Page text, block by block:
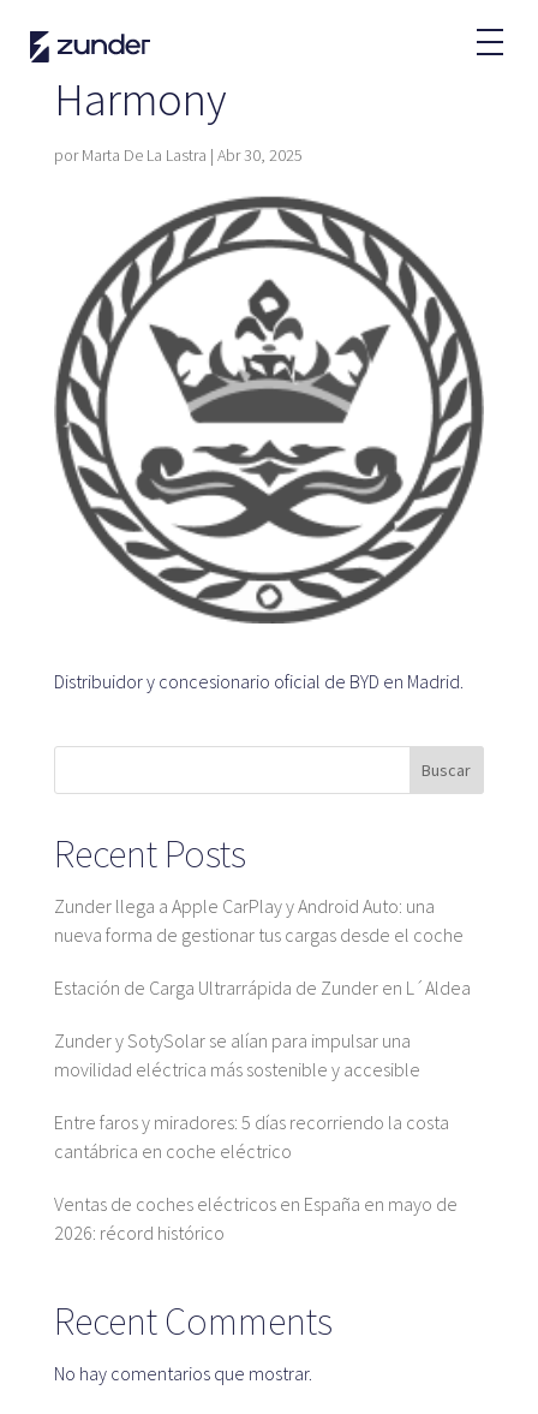
Usuario VE
App de Zunder
¿Cómo cargar?
Grandes cuentas
Administraciones
Renting
Acuerdos
Plataforma SaaS
¿Qué ofrecemos?
Harmony
porMarta De La Lastra | Abr 30, 2025
Distribuidor y concesionario oficial de BYD en Madrid.
Buscar
Recent Posts
Zunder llega a Apple CarPlay y Android Auto: una
nueva forma de gestionar tus cargas desde el coche
Estación de Carga Ultrarrápida de Zunder en L´Aldea
Zunder y SotySolar se alían para impulsar una
movilidad eléctrica más sostenible y accesible
Entre faros y miradores: 5 días recorriendo la costa
cantábrica en coche eléctrico
Ventas de coches eléctricos en España en mayo de
2026: récord histórico
Recent Comments
No hay comentarios que mostrar.